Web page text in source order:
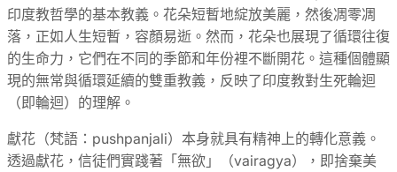
印度教哲學的基本教義。花朵短暫地綻放美麗，然後凋零凋
落，正如人生短暫，容顏易逝。然而，花朵也展現了循環往復
的生命力，它們在不同的季節和年份裡不斷開花。這種個體顯
現的無常與循環延續的雙重教義，反映了印度教對生死輪迴
（即輪迴）的理解。
獻花（梵語：pushpanjali）本身就具有精神上的轉化意義。
透過獻花，信徒們實踐著「無欲」（vairagya），即捨棄美